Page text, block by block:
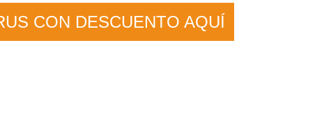
CON DESCUENTO AQUÍ